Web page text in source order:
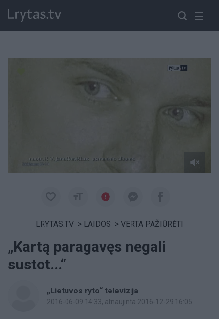
LRYTAS.TV > LAIDOS > VERTA PAŽIŪRĖTI
„Kartą paragavęs negali
sustot...“
„Lietuvos ryto“ televizija
2016-06-09 14:33, atnaujinta 2016-12-29 16:05